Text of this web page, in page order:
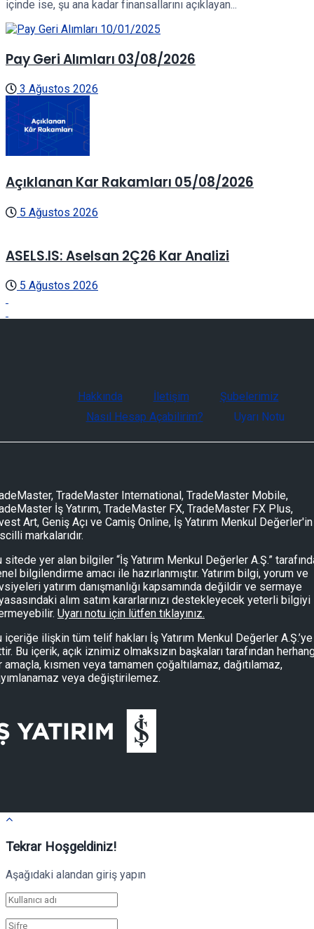
içinde ise, şu ana kadar finansallarını açıklayan...
Pay Geri Alımları 03/08/2026
3 Ağustos 2026
Açıklanan Kar Rakamları 05/08/2026
5 Ağustos 2026
ASELS.IS: Aselsan 2Ç26 Kar Analizi
5 Ağustos 2026
Hakkında İletişim
Şubelerimiz
Nasıl Hesap Açabilirim?
Uyarı Notu
TradeMaster International, TradeMaster Mobile,
İş Yatırım, TradeMaster FX, TradeMaster FX Plus,
Art, Geniş Açı ve Camiş Online, İş Yatırım Menkul Değerler'in
markalarıdır.
sitede yer alan bilgiler “İş Yatırım Menkul Değerler A.Ş.”
bilgilendirme amacı ile hazırlanmıştır. Yatırım bilgi, yorum ve
yatırım danışmanlığı kapsamında değildir ve sermaye
alım satım kararlarınızı destekleyecek yeterli bilgiyi
Uyarı notu için lütfen tıklayınız.
içeriğe ilişkin tüm telif hakları İş Yatırım Menkul Değerler A.Ş.’ye
Bu içerik, açık iznimiz olmaksızın başkaları tarafından
amaçla, kısmen veya tamamen çoğaltılamaz, dağıtılamaz,
veya değiştirilemez.
Tekrar Hoşgeldiniz!
Aşağıdaki alandan giriş yapın